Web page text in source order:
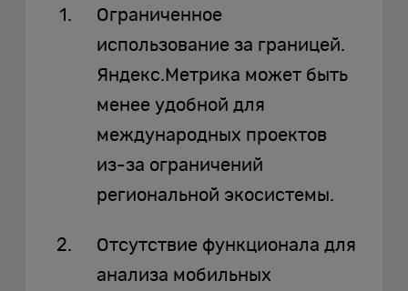
Ограниченное
использование за границей.
Яндекс.Метрика может быть
менее удобной для
международных проектов
из-за ограничений
региональной экосистемы.
Отсутствие функционала для
анализа мобильных